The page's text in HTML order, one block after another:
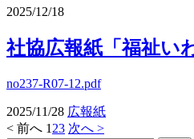
2025/12/18
社協広報紙「福祉い
no237-R07-12.pdf
2025/11/28 広報紙
< 前へ 1 23 次へ >